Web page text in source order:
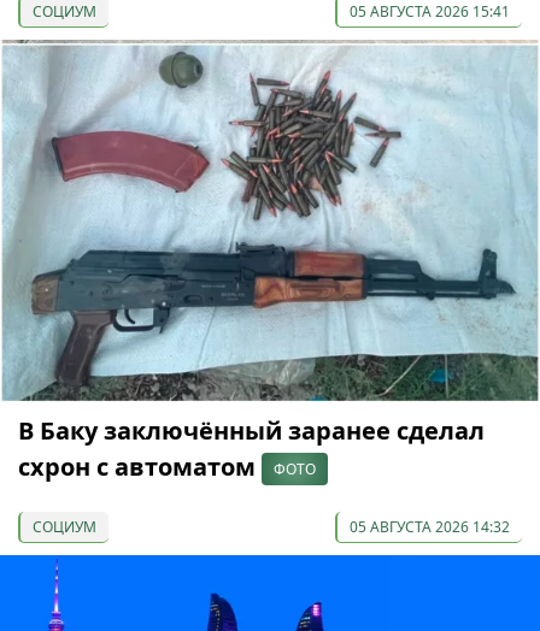
СОЦИУМ 05 АВГУСТА 2026 15:41
В Баку заключённый заранее сделал
схрон с автоматом
ФОТО
СОЦИУМ 05 АВГУСТА 2026 14:32